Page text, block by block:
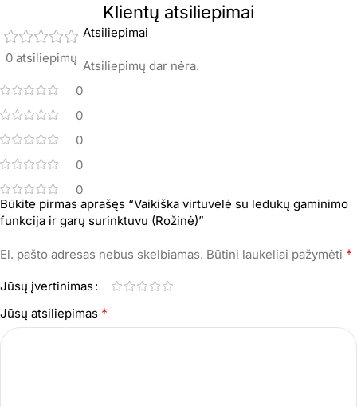
Klientų atsiliepimai
0 atsiliepimų
0
0
0
0
0
Atsiliepimai
Atsiliepimų dar nėra.
Būkite pirmas aprašęs “Vaikiška virtuvėlė su ledukų gaminimo
funkcija ir garų surinktuvu (Rožinė)”
El. pašto adresas nebus skelbiamas. Būtini laukeliai pažymėti *
Jūsų įvertinimas
Jūsų atsiliepimas *